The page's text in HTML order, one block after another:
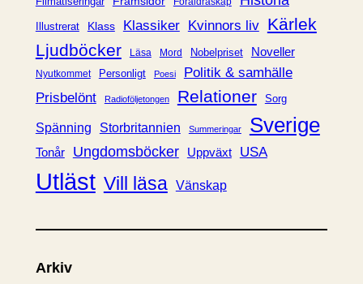
Illustrerat Klass Klassiker Kvinnors liv Kärlek
Ljudböcker
Läsa Mord Nobelpriset Noveller
Nyutkommet Personligt Poesi
Politik & samhälle
Prisbelönt
Radioföljetongen Relationer Sorg
Spänning Storbritannien Summeringar Sverige
Tonår Ungdomsböcker Uppväxt USA
Utläst Vill läsa Vänskap
Arkiv